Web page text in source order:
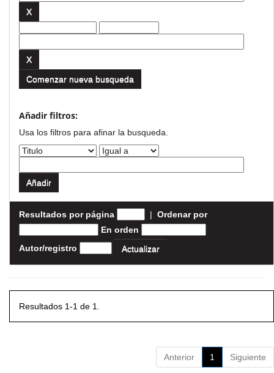
Comenzar nueva busqueda
Añadir filtros:
Usa los filtros para afinar la busqueda.
Resultados por página | Ordenar por
En orden
Autor/registro
Resultados 1-1 de 1.
Anterior 1 Siguiente